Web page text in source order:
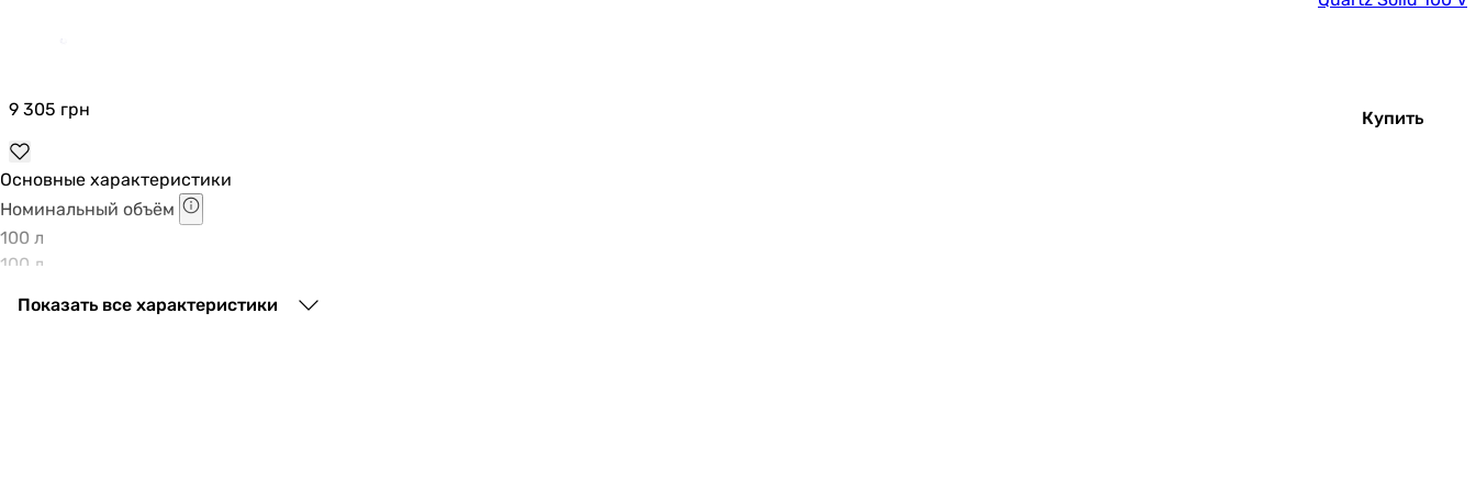
9 305 грн Купить
Основные характеристики
Номинальный объём
100 л
100 л
Форма бойлера
Показать все характеристики